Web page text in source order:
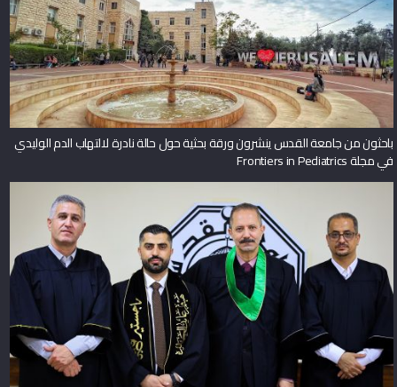
باحثون من جامعة القدس ينشرون ورقة بحثية حول حالة نادرة لالتهاب الدم الوليدي
في مجلة Frontiers in Pediatrics